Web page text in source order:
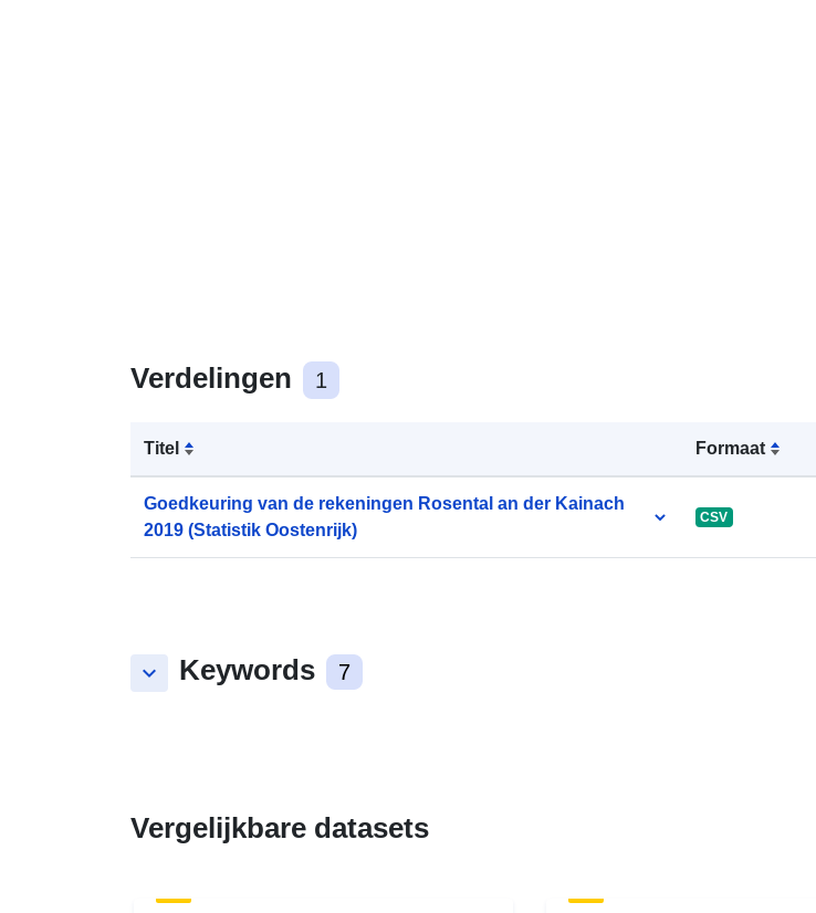
Verdelingen 1
Titel Formaat
Goedkeuring van de rekeningen Rosental an der Kainach
2019 (Statistik Oostenrijk)
CSV
keyboard_arrow_down Keywords 7
Vergelijkbare datasets